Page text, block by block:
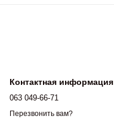
Контактная информация
063 049-66-71
Перезвонить вам?